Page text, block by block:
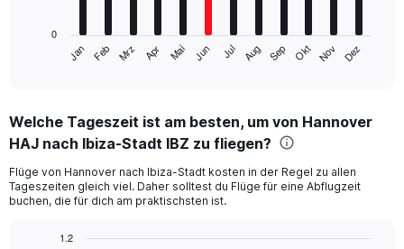
Range:
12
The
chart
Jan Feb Mrz Apr Mai Jun Jul Aug Sep Okt Nov Dez
0
Welche Tageszeit ist am besten, um von Hannover
HAJ nach Ibiza-Stadt IBZ zu fliegen?
Flüge von Hannover nach Ibiza-Stadt kosten in der Regel zu allen
Tageszeiten gleich viel. Daher solltest du Flüge für eine Abflugzeit
buchen, die für dich am praktischsten ist.
1.2